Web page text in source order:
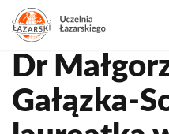
Dr
Gałązka-